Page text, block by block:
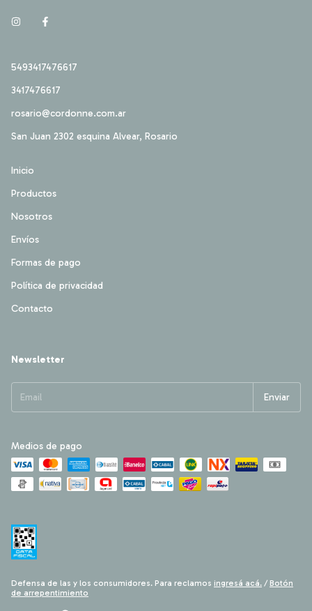
5493417476617
3417476617
rosario@cordonne.com.ar
San Juan 2302 esquina Alvear, Rosario
Inicio
Productos
Nosotros
Envíos
Formas de pago
Política de privacidad
Contacto
Newsletter
Medios de pago
Defensa de las y los consumidores. Para reclamos ingresá acá. / Botón
de arrepentimiento